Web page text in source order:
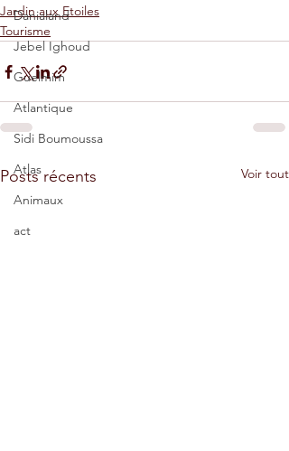
Danialand
Jebel Ighoud
Guelmim
Atlantique
Sidi Boumoussa
Atlas
Animaux
act
Jardin aux Etoiles
Tourisme
Posts récents Voir tout